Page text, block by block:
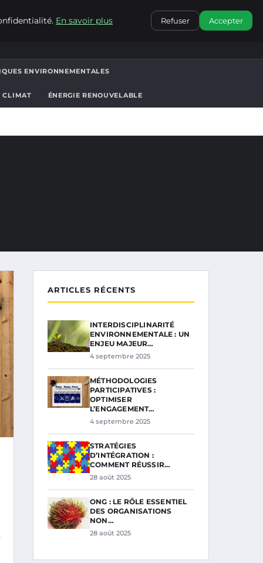
CONTACT
ENVIRONNEMENTALES
CLIMAT ÉNERGIE RENOUVELABLE
ARTICLES RÉCENTS
INTERDISCIPLINARITÉ
ENVIRONNEMENTALE : UN
ENJEU MAJEUR…
4 septembre 2025
MÉTHODOLOGIES
PARTICIPATIVES :
OPTIMISER
L’ENGAGEMENT…
4 septembre 2025
STRATÉGIES
D’INTÉGRATION :
COMMENT RÉUSSIR…
28 août 2025
ONG : LE RÔLE ESSENTIEL
DES ORGANISATIONS
NON…
28 août 2025
En savoir plus Refuser Accepter